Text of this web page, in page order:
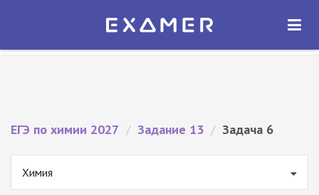
Экзамер — ЕГЭ 2027
ОТКРЫТЬ
ЕГЭ по химии 2027 / Задание 13 / Задача 6
Химия